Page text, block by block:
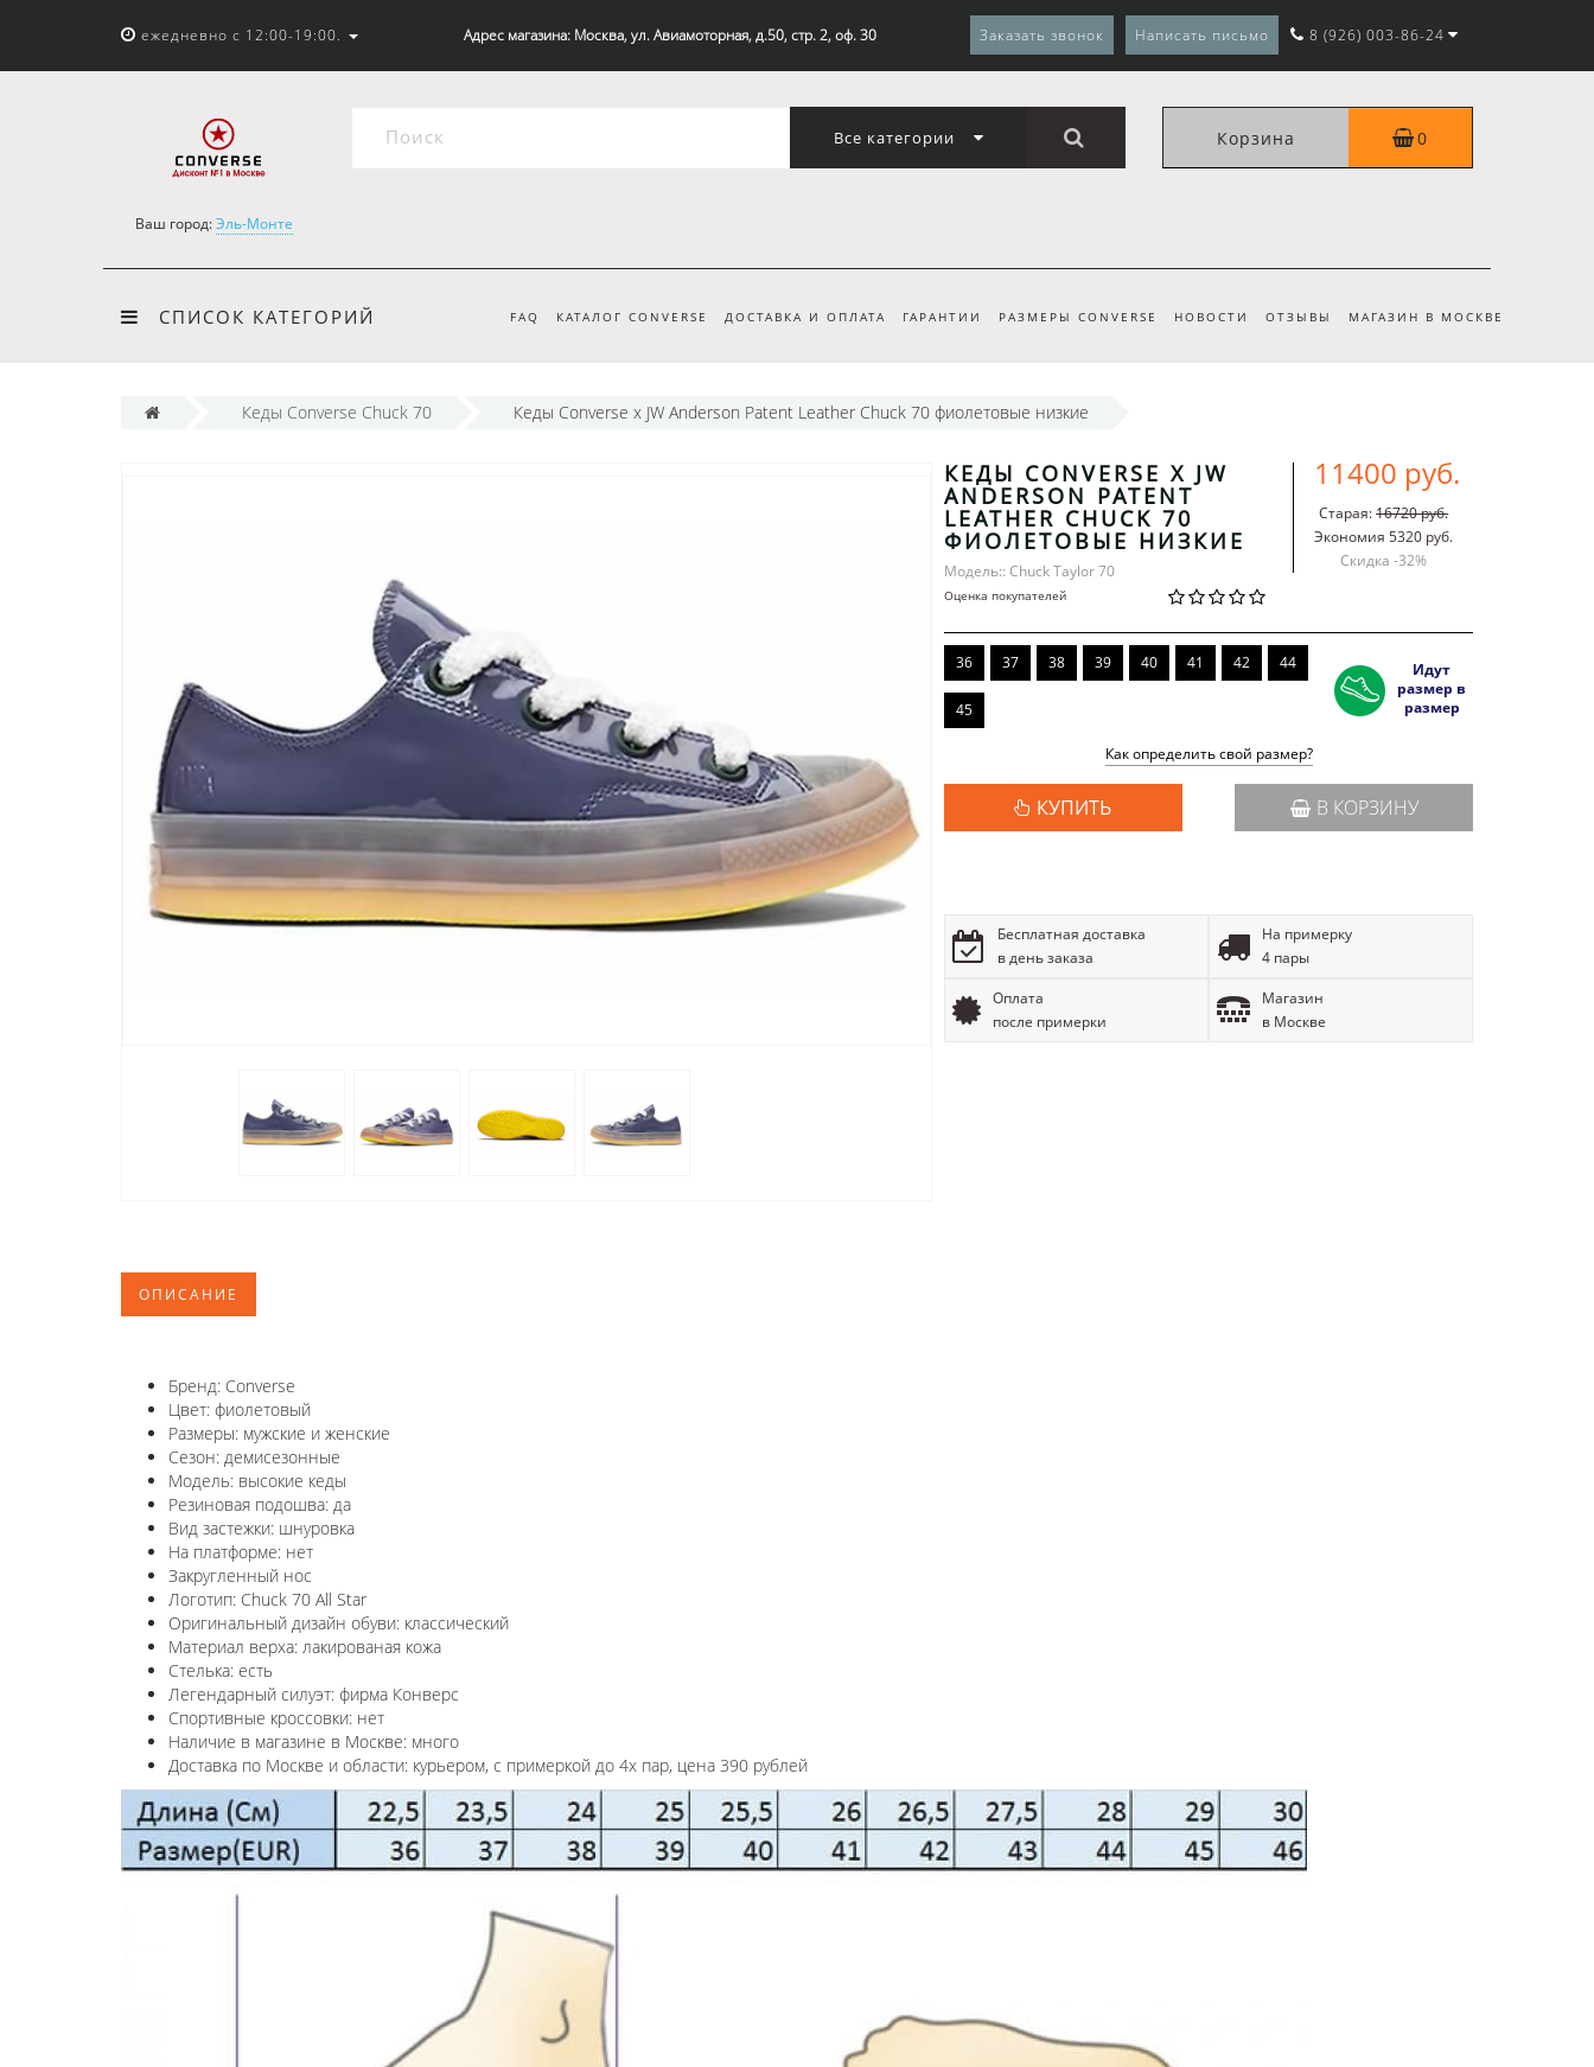
ежедневно с 12:00-19:00. Адрес магазина: Москва, ул. Авиамоторная, д.50, стр. 2, оф. 30 Заказать звонок Написать письмо 8 (926) 003-86-24
Все категории Корзина 0
Ваш город:Эль-Монте
СПИСОК КАТЕГОРИЙ FAQ КАТАЛОГ CONVERSE ДОСТАВКА И ОПЛАТА ГАРАНТИИ РАЗМЕРЫ CONVERSE НОВОСТИ ОТЗЫВЫ МАГАЗИН В МОСКВЕ
Кеды Converse Chuck 70 Кеды Converse x JW Anderson Patent Leather Chuck 70 фиолетовые низкие
КЕДЫ CONVERSE X JW
ANDERSON PATENT
LEATHER CHUCK 70
ФИОЛЕТОВЫЕ НИЗКИЕ
Модель:: Chuck Taylor 70
Оценка покупателей
11400 руб.
Старая:16720 руб.
Экономия 5320 руб.
Скидка -32%
36 37 38 39 40 41 42 44
45
Идут
размер в
размер
Как определить свой размер?
КУПИТЬ В КОРЗИНУ
Бесплатная доставка
в день заказа
На примерку
4 пары
Оплата
после примерки
Магазин
в Москве
ОПИСАНИЕ
Бренд: Converse
Цвет: фиолетовый
Размеры: мужские и женские
Сезон: демисезонные
Модель: высокие кеды
Резиновая подошва: да
Вид застежки: шнуровка
На платформе: нет
Закругленный нос
Логотип: Chuck 70 All Star
Оригинальный дизайн обуви: классический
Материал верха: лакированая кожа
Стелька: есть
Легендарный силуэт: фирма Конверс
Спортивные кроссовки: нет
Наличие в магазине в Москве: много
Доставка по Москве и области: курьером, с примеркой до 4х пар, цена 390 рублей